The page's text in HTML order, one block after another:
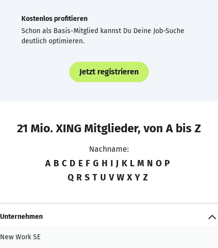
Kostenlos profitieren
Schon als Basis-Mitglied kannst Du Deine Job-Suche
deutlich optimieren.
Jetzt registrieren
21 Mio. XING Mitglieder, von A bis Z
Nachname:
A B C D E F G H I J K L M N O P
Q R S T U V W X Y Z
Unternehmen
New Work SE